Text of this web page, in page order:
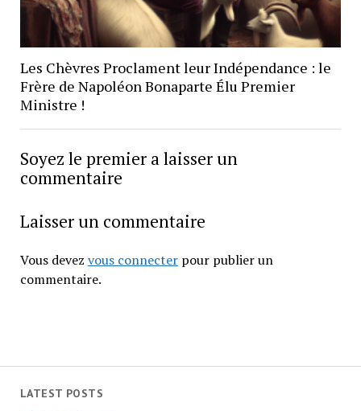
Les Chèvres Proclament leur Indépendance : le
Frère de Napoléon Bonaparte Élu Premier
Ministre !
Soyez le premier a laisser un
commentaire
Laisser un commentaire
Vous devez vous connecterpour publier un
commentaire.
LATEST POSTS